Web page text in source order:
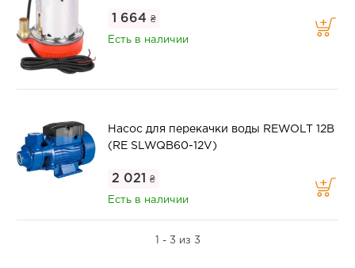
1 664 ₴
Есть в наличии
Насос для перекачки воды REWOLT 12В
(RE SLWQB60-12V)
2 021 ₴
Есть в наличии
1 - 3 из 3